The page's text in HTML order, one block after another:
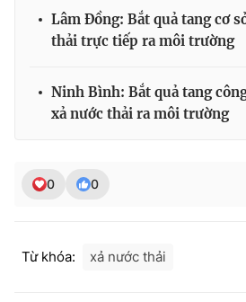
THỜI BÁO VTV
Cơ quan báo chí: Thời báo VTV
Lâm Đồng: Bắt quả tang cơ
thải trực tiếp ra môi trường
Ninh Bình: Bắt quả tang
xả nước thải ra môi trường
0 0
Từ khóa: xả nước thải